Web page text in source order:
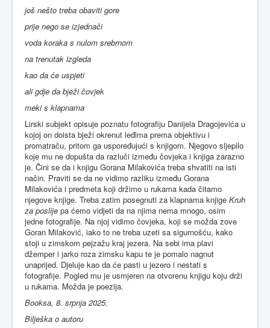
još nešto treba obaviti gore
prije nego se izjednači
voda koraka s nulom srebrnom
na trenutak izgleda
kao da će uspjeti
ali gdje da bježi čovjek
meki s klapnama
Lirski subjekt opisuje poznatu fotografiju Danijela Dragojevića u
kojoj on doista bježi okrenut leđima prema objektivu i
promatraču, pritom ga uspoređujući s knjigom. Njegovo sljepilo
koje mu ne dopušta da razluči između čovjeka i knjiga zarazno
je. Čini se da i knjigu Gorana Milakovića treba shvatiti na isti
način. Praviti se da ne vidimo razliku između Gorana
Milakovića i predmeta koji držimo u rukama kada čitamo
njegove knjige. Treba zatim posegnuti za klapnama knjige Kruh
za poslije pa ćemo vidjeti da na njima nema mnogo, osim
jedne fotografije. Na njoj vidimo čovjeka, koji se možda zove
Goran Milaković, iako to ne treba uzeti sa sigurnošću, kako
stoji u zimskom pejzažu kraj jezera. Na sebi ima plavi
džemper i jarko roza zimsku kapu te je pomalo nagnut
unaprijed. Djeluje kao da će pasti u jezero i nestati s
fotografije. Pogled mu je usmjeren na otvorenu knjigu koju drži
u rukama. Možda je poezija.
Booksa, 8. srpnja 2025.
Bilješka o autoru